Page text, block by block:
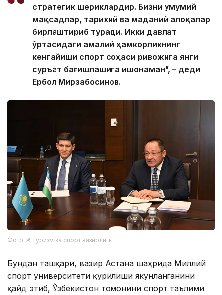
стратегик шериклардир. Бизни умумий
мақсадлар, тарихий ва маданий алоқалар
бирлаштириб туради. Икки давлат
ўртасидаги амалий ҳамкорликнинг
кенгайиши спорт соҳаси ривожига янги
суръат бағишлашига ишонаман”, – деди
Ербол Мирзабосинов.
Фото: ҚР Туризм ва спорт вазирлиги
Бундан ташқари, вазир Астана шаҳрида Миллий
спорт университети қурилиши якунланганини
қайд этиб, Ўзбекистон томонини спорт таълими